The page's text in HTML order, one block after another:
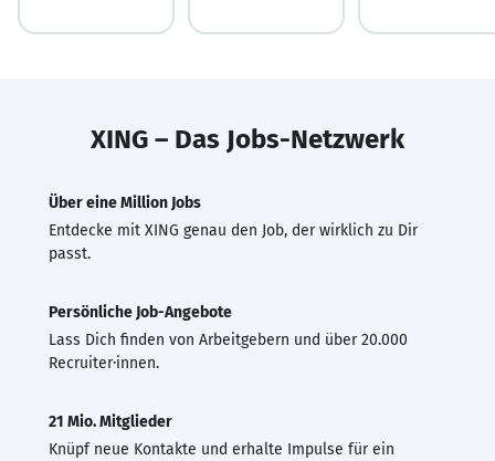
XING – Das Jobs-Netzwerk
Über eine Million Jobs
Entdecke mit XING genau den Job, der wirklich zu Dir
passt.
Persönliche Job-Angebote
Lass Dich finden von Arbeitgebern und über 20.000
Recruiter·innen.
21 Mio. Mitglieder
Knüpf neue Kontakte und erhalte Impulse für ein